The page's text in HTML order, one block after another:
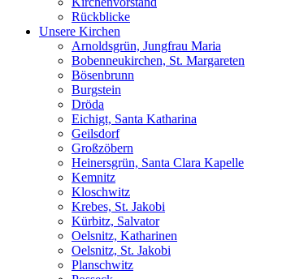
Rückblicke
Unsere Kirchen
Arnoldsgrün, Jungfrau Maria
Bobenneukirchen, St. Margareten
Bösenbrunn
Burgstein
Dröda
Eichigt, Santa Katharina
Geilsdorf
Großzöbern
Heinersgrün, Santa Clara Kapelle
Kemnitz
Kloschwitz
Krebes, St. Jakobi
Kürbitz, Salvator
Oelsnitz, Katharinen
Oelsnitz, St. Jakobi
Planschwitz